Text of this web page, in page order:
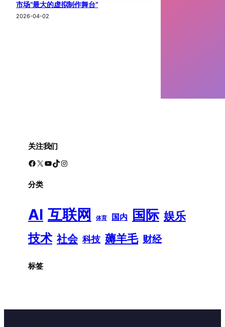
市场“最大的虚拟制作舞台”
2026-04-02
关注我们
Facebook X YouTube TikTok Instagram
分类
AI 互联网 体育 国内 国际 娱乐
技术 社会 科技 薅羊毛 财经
标签